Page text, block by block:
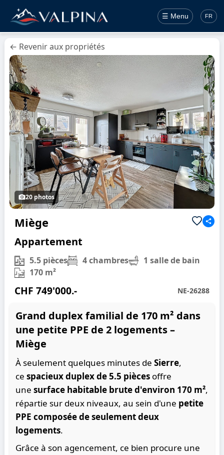
☰ Menu FR
← Revenir aux propriétés
20 photos
Miège
Appartement
5.5 pièces 4 chambres
1 salle de bain
170 m²
CHF 749'000.- NE-26288
Grand duplex familial de 170 m² dans
une petite PPE de 2 logements –
Miège
À seulement quelques minutes deSierre,
cespacieux duplex de 5.5 pièces offre
unesurface habitable brute d'environ 170 m²,
répartie sur deux niveaux, au sein d'une petite
PPE composée de seulement deux
logements.
Grâce à son agencement, ce bien procure une